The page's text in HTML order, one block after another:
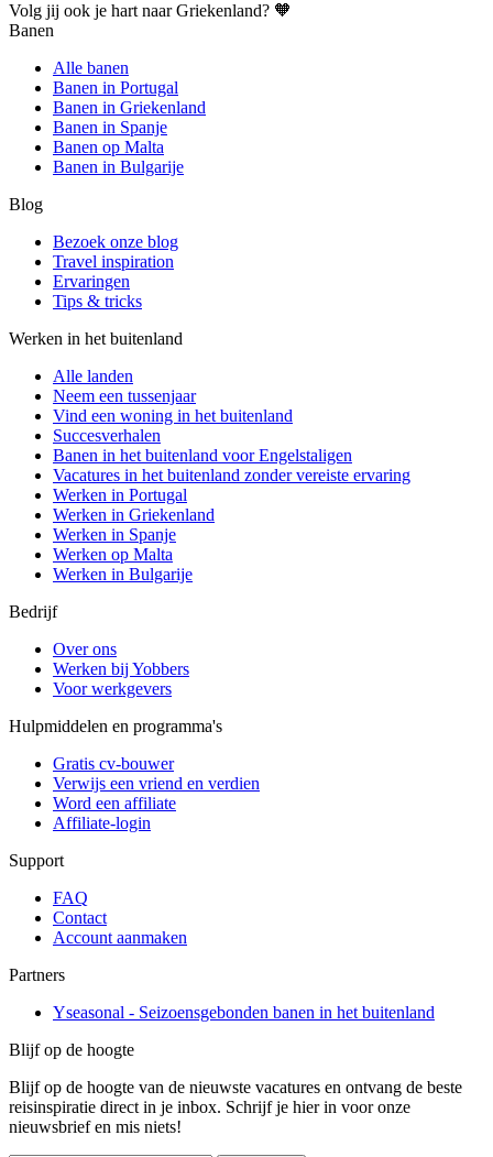
Volg jij ook je hart naar Griekenland? 🧡
Banen
Alle banen
Banen in Portugal
Banen in Griekenland
Banen in Spanje
Banen op Malta
Banen in Bulgarije
Blog
Bezoek onze blog
Travel inspiration
Ervaringen
Tips & tricks
Werken in het buitenland
Alle landen
Neem een ​​tussenjaar
Vind een woning in het buitenland
Succesverhalen
Banen in het buitenland voor Engelstaligen
Vacatures in het buitenland zonder vereiste ervaring
Werken in Portugal
Werken in Griekenland
Werken in Spanje
Werken op Malta
Werken in Bulgarije
Bedrijf
Over ons
Werken bij Yobbers
Voor werkgevers
Hulpmiddelen en programma's
Gratis cv-bouwer
Verwijs een vriend en verdien
Word een affiliate
Affiliate-login
Support
FAQ
Contact
Account aanmaken
Partners
Yseasonal - Seizoensgebonden banen in het buitenland
Blijf op de hoogte
Blijf op de hoogte van de nieuwste vacatures en ontvang de beste
reisinspiratie direct in je inbox. Schrijf je hier in voor onze
nieuwsbrief en mis niets!